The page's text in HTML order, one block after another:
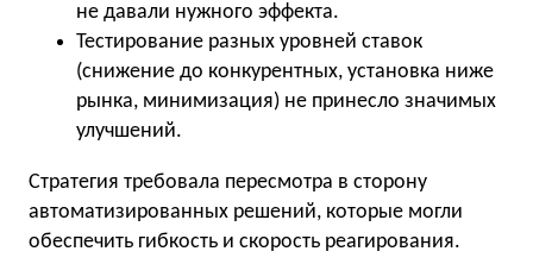
не давали нужного эффекта.
Тестирование разных уровней ставок
(снижение до конкурентных, установка ниже
рынка, минимизация) не принесло значимых
улучшений.
Стратегия требовала пересмотра в сторону
автоматизированных решений, которые могли
обеспечить гибкость и скорость реагирования.